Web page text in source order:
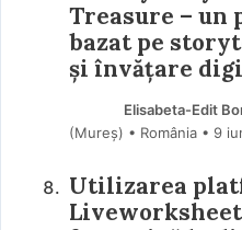
Treasure – un
bazat pe
și învățare
Elisabeta-Edit
(Mureş) • România
9
Utilizarea